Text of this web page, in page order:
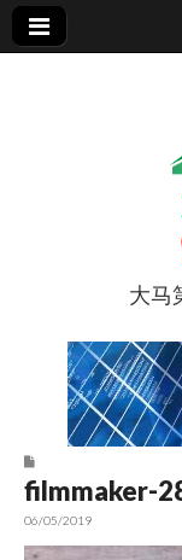
9点
大马
filmmaker-
06/05/2019